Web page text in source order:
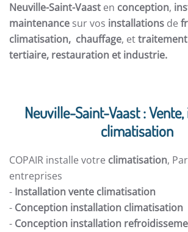
Neuville-Saint-Vaast en conception,
maintenance sur vos installations de
climatisation, chauffage, ettraitement
tertiaire, restauration et industrie.
Neuville-Saint-Vaast :
climatisation
COPAIR installe votre climatisation,
entreprises
- Installation vente climatisation
- Conception installation climatisation
- Conception installation